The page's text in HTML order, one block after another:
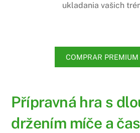
ukladania vašich
COMPRAR
Přípravná hra s
držením míče a